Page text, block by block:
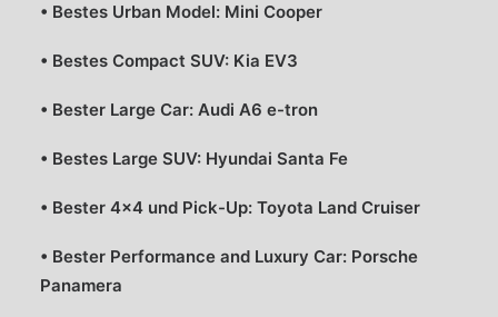
• Bestes Urban Model: Mini Cooper
• Bestes Compact SUV: Kia EV3
• Bester Large Car: Audi A6 e-tron
• Bestes Large SUV: Hyundai Santa Fe
• Bester 4×4 und Pick-Up: Toyota Land Cruiser
• Bester Performance and Luxury Car: Porsche
Panamera